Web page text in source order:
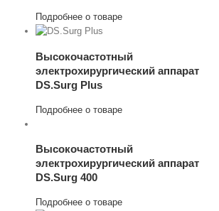
Подробнее о товаре
Высокочастотный
электрохирургический аппарат
DS.Surg Plus
Подробнее о товаре
View
Cart
Подробнее
Высокочастотный
электрохирургический аппарат
DS.Surg 400
Подробнее о товаре